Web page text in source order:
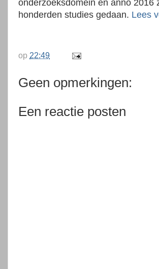
onderzoeksdomein en anno 2016
honderden studies gedaan. Lees
op 22:49
Geen opmerkingen:
Een reactie posten